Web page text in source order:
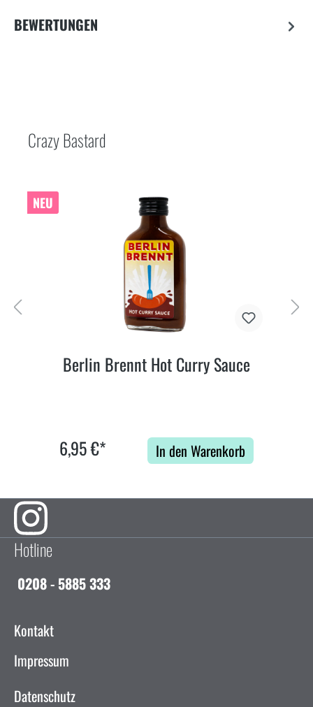
BEWERTUNGEN
Crazy Bastard
NEU
Berlin Brennt Hot Curry Sauce
6,95 €* In den Warenkorb
Hotline
0208 - 5885 333
Kontakt
Impressum
Datenschutz